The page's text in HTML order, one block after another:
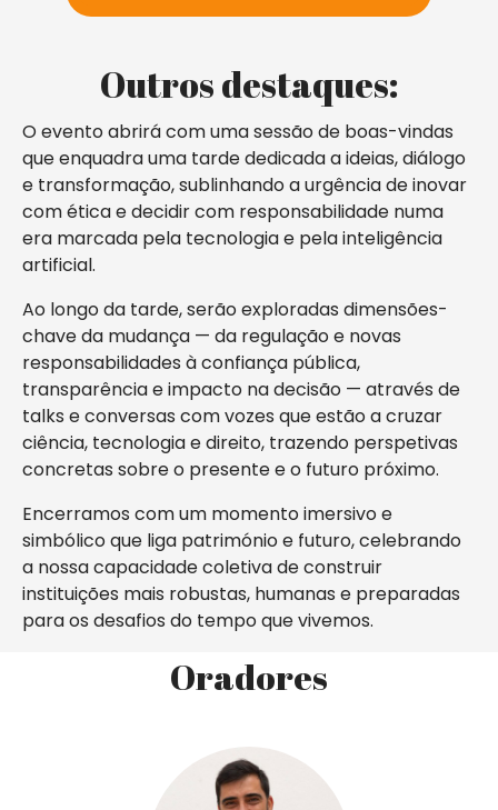
Outros destaques:
O evento abrirá com uma sessão de boas-vindas
que enquadra uma tarde dedicada a ideias, diálogo
e transformação, sublinhando a urgência de inovar
com ética e decidir com responsabilidade numa
era marcada pela tecnologia e pela inteligência
artificial.
Ao longo da tarde, serão exploradas dimensões-
chave da mudança — da regulação e novas
responsabilidades à confiança pública,
transparência e impacto na decisão — através de
talks e conversas com vozes que estão a cruzar
ciência, tecnologia e direito, trazendo perspetivas
concretas sobre o presente e o futuro próximo.
Encerramos com um momento imersivo e
simbólico que liga património e futuro, celebrando
a nossa capacidade coletiva de construir
instituições mais robustas, humanas e preparadas
para os desafios do tempo que vivemos.
Oradores